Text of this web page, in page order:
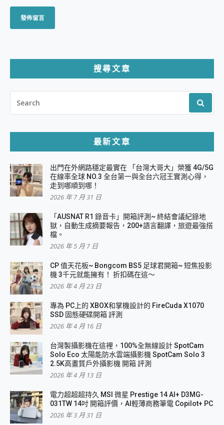
搜尋文章
FOR:
最新文章
出門在外網路穩定最實在 「台灣大哥大」榮獲 4G/5G
在線率全球 NO.3 全台第一與全台六冠王實測心得，
走到哪順到哪！
2026 年 7 月 31 日
「AUSNAT R1 錄音卡」開箱評測~ 終結會議紀錄地
獄，自動生成摘要報告，200+語言翻譯，旅遊最強搭
檔。
2026 年 5 月 7 日
CP 值天花板~ Bongcom BS5 足球君開箱~ 短焦投影
機 3千元就能擁有！ 折扣碼在這～
2026 年 4 月 23 日
專為 PC上的 XBOX和掌機設計的 FireCuda X1070
SSD 固態硬碟開箱 評測
2026 年 4 月 16 日
台灣製攝影機在這裡，100%全無線設計 SpotCam
Solo Eco 太陽能防水雲端攝影機 SpotCam Solo 3
2.5K高畫質戶外攝影機 開箱 評測
2026 年 4 月 13 日
電力超超超持久 MSI 微星 Prestige 14 AI+ D3MG-
031TW 14吋 開箱評價，AI輕薄商務筆電 Copilot+ PC
2026 年 3 月 31 日